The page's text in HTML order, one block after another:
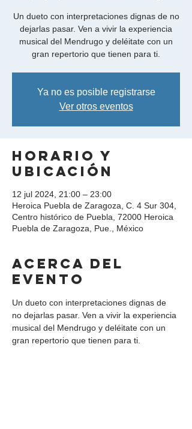
Un dueto con interpretaciones dignas de no
dejarlas pasar. Ven a vivir la experiencia
musical del Mendrugo y deléitate con un
gran repertorio que tienen para ti.
Ya no es posible registrarse
Ver otros eventos
Horario y
ubicación
12 jul 2024, 21:00 – 23:00
Heroica Puebla de Zaragoza, C. 4 Sur 304,
Centro histórico de Puebla, 72000 Heroica
Puebla de Zaragoza, Pue., México
Acerca del
evento
Un dueto con interpretaciones dignas de
no dejarlas pasar. Ven a vivir la experiencia
musical del Mendrugo y deléitate con un
gran repertorio que tienen para ti.